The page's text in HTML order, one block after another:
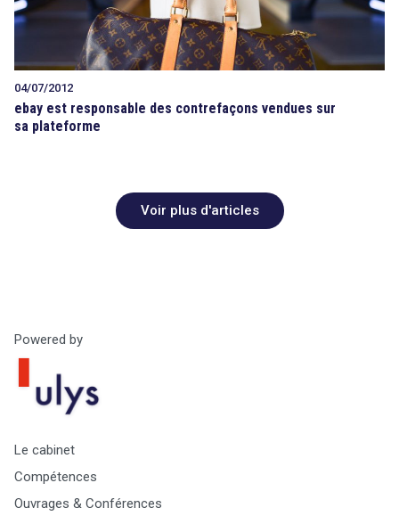
04/07/2012
ebay est responsable des contrefaçons vendues sur
sa plateforme
Voir plus d'articles
Powered by
Le cabinet
Compétences
Ouvrages & Conférences